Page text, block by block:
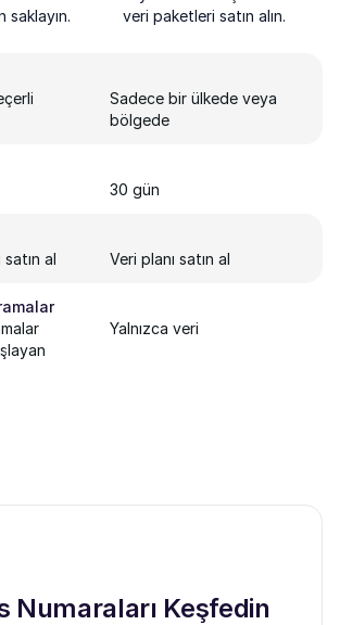
saklayın.
veri paketleri satın alın.
Sadece bir ülkede veya
bölgede
30 gün
al
Veri planı satın al
Yalnızca veri
Numaraları Keşfedin